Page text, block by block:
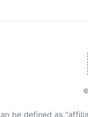
be defined as